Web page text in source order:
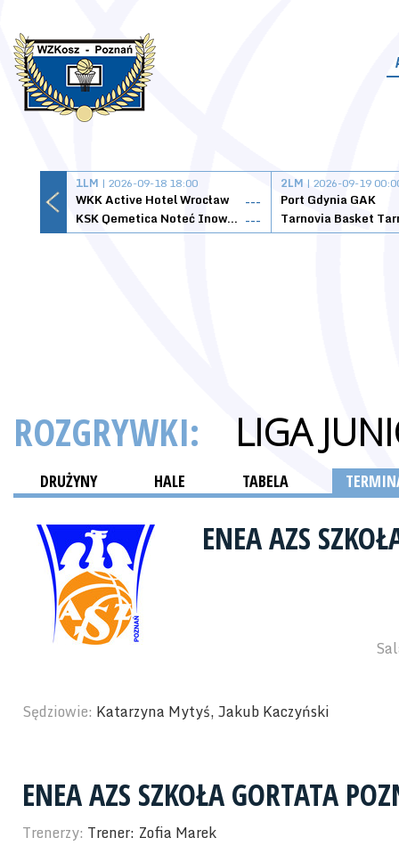
1LM | 2026-09-18 18:00
WKK Active Hotel Wrocław
---
KSK Qemetica Noteć Inowrocław ---
2LM | 2026-09-19
Port Gdynia GAK
ROZGRYWKI: LIGA
DRUŻYNY HALE TABELA
ENEA AZS
Sędziowie: Katarzyna Mytyś, Jakub Kaczyński
ENEA AZS SZKOŁA GORTATA
Trenerzy: Trener: Zofia Marek